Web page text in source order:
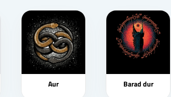
Aur Barad dur